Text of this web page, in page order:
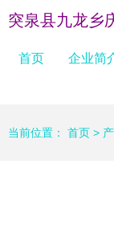
突泉县九龙乡
首页 企业简
当前位置： 首页 >